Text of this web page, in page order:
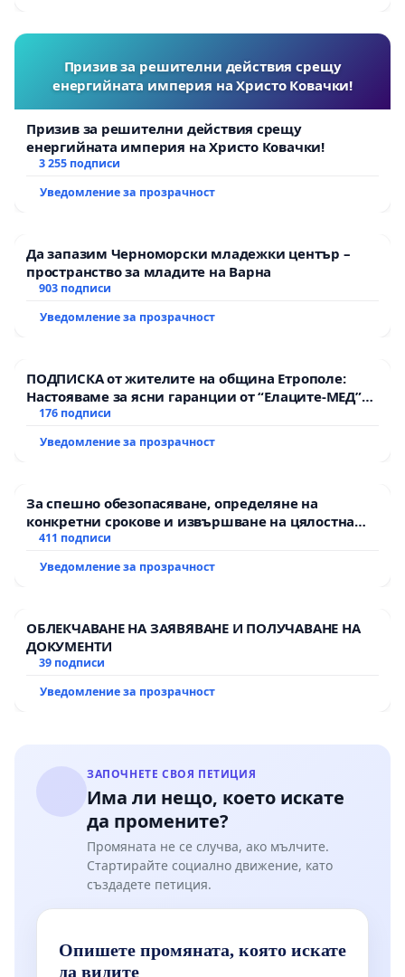
Призив за решителни действия срещу
енергийната империя на Христо Ковачки!
Призив за решителни действия срещу
енергийната империя на Христо Ковачки!
3 255 подписи
Уведомление за прозрачност
Да запазим Черноморски младежки център –
пространство за младите на Варна
903 подписи
Уведомление за прозрачност
ПОДПИСКА от жителите на община Етрополе:
Настояваме за ясни гаранции от “Елаците-МЕД”
АД и от държавата, че ще се изпълнят всички
176 подписи
Уведомление за прозрачност
За спешно обезопасяване, определяне на
конкретни срокове и извършване на цялостна
рехабилитация на републиканския път между
Мирово - к.к. Момин проход
411 подписи
Уведомление за прозрачност
ОБЛЕКЧАВАНЕ НА ЗАЯВЯВАНЕ И ПОЛУЧАВАНЕ НА
ДОКУМЕНТИ
39 подписи
Уведомление за прозрачност
ЗАПОЧНЕТЕ СВОЯ ПЕТИЦИЯ
Има ли нещо, което искате
да промените?
Промяната не се случва, ако мълчите.
Стартирайте социално движение, като
създадете петиция.
Опишете промяната, която искате
да видите